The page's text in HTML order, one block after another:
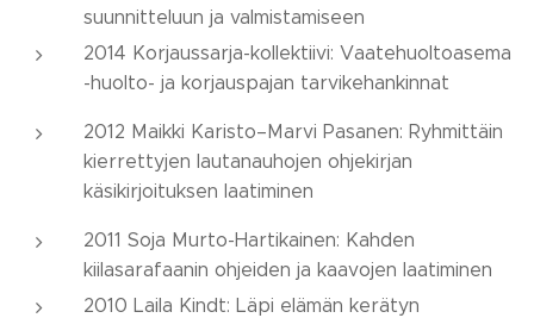
suunnitteluun ja valmistamiseen
2014 Korjaussarja-kollektiivi: Vaatehuoltoasema
-huolto- ja korjauspajan tarvikehankinnat
2012 Maikki Karisto–Marvi Pasanen: Ryhmittäin
kierrettyjen lautanauhojen ohjekirjan
käsikirjoituksen laatiminen
2011 Soja Murto-Hartikainen: Kahden
kiilasarafaanin ohjeiden ja kaavojen laatiminen
2010 Laila Kindt: Läpi elämän kerätyn